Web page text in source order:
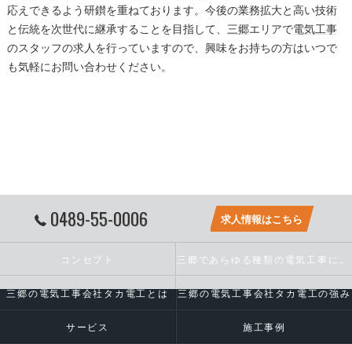
応えできるよう研鑚を重ねております。今後の業務拡大と高い技術
と伝統を次世代に継承することを目指して、 三郷エリアで電気工事
のスタッフの求人を行っていますので、興味をお持ちの方はいつで
も気軽にお問い合わせください。
0489-55-0006 求人情報はこちら
コンセプト
三郷の電気工事会社タカ電工とは 三郷の電気工事会社タカ電工の強み
サービス 施工事例